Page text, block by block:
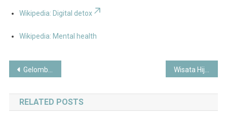
Wikipedia: Digital detox
Wikipedia: Mental health
Post
navigation
Gelombang Unjuk Rasa Indonesia 2025: Tuntutan Rakyat, Respons Pemerintah, dan Arah Demokrasi
RELATED POSTS